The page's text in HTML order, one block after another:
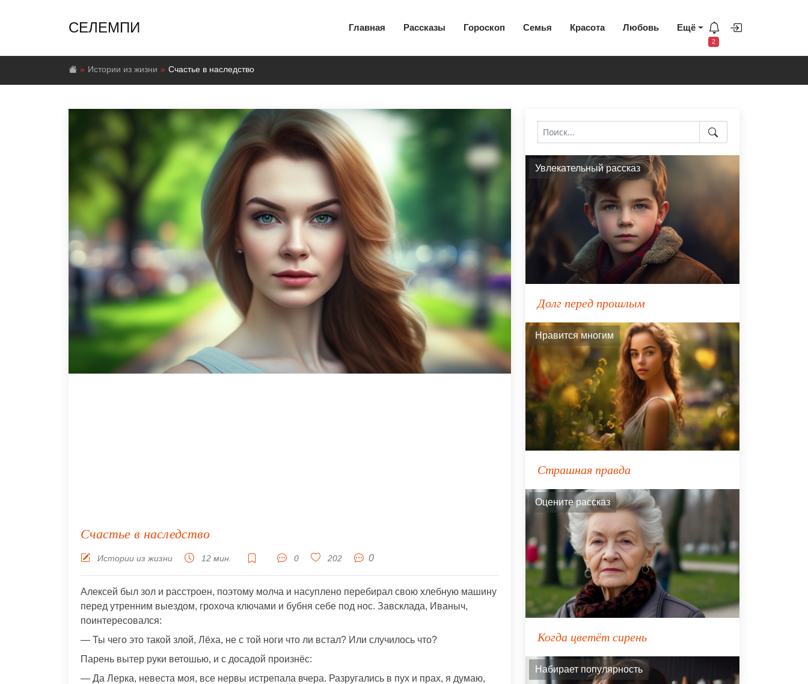
СЕЛЕМПИ Главная Рассказы Гороскоп Семья Красота Любовь Ещё
2
Истории из жизни Счастье в наследство
Счастье в наследство
Истории из жизни 12 мин. 0 202 0
Алексей был зол и расстроен, поэтому молча и насуплено перебирал свою хлебную машину
перед утренним выездом, грохоча ключами и бубня себе под нос. Завсклада, Иваныч,
поинтересовался:
— Ты чего это такой злой, Лёха, не с той ноги что ли встал? Или случилось что?
Парень вытер руки ветошью, и с досадой произнёс:
— Да Лерка, невеста моя, все нервы истрепала вчера. Разругались в пух и прах, я думаю,
Увлекательный рассказ
Долг перед прошлым
Нравится многим
Страшная правда
Оцените рассказ
Когда цветёт сирень
Набирает популярность